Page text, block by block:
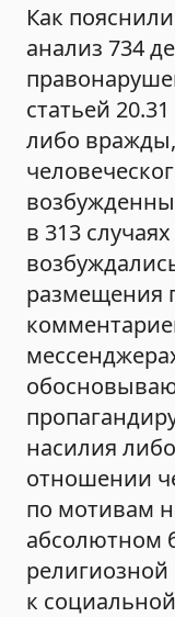
Как
анализ 734
статьей
либо
в 313
размещения
насилия
отношении
по мотивам
абсолютном
к